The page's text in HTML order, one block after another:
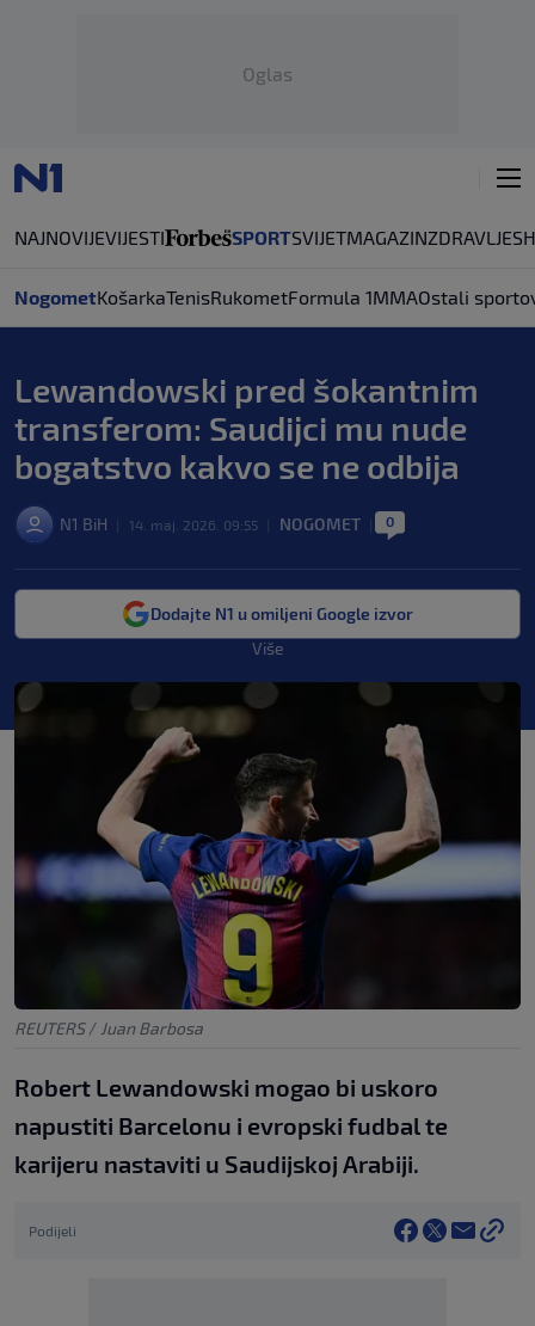
Oglas
NAJNOVIJEVIJESTI SPORTSVIJETMAGAZINZDRAVLJE
NogometKošarkaTenisRukometFormula 1MMAOstali
Lewandowski pred šokantnim
transferom: Saudijci mu nude
bogatstvo kakvo se ne odbija
N1 BiH 14. maj. 2026. 09:55 NOGOMET 0
Dodajte N1 u omiljeni Google izvor
Više
REUTERS / Juan Barbosa
Robert Lewandowski mogao bi uskoro
napustiti Barcelonu i evropski fudbal te
karijeru nastaviti u Saudijskoj Arabiji.
Podijeli